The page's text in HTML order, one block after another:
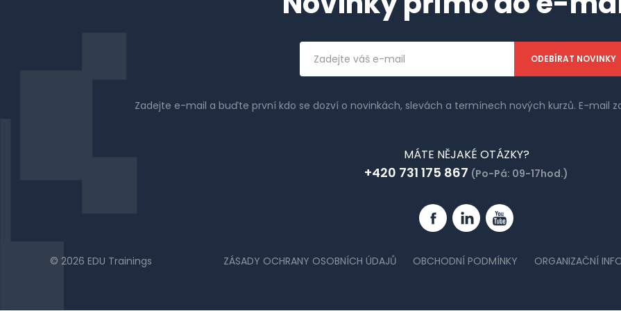
Emailová
adresa
Zadejte e-mail a buďte první kdo se dozví o novinkách, slevách a termínech nových kurzů. E-mail
MÁTE NĚJAKÉ OTÁZKY?
+420 731 175 867 (Po-Pá: 09-17hod.)
FacebookLinkedinYouTube
ZÁSADY OCHRANY OSOBNÍCH ÚDAJŮ OBCHODNÍ PODMÍNKY ORGANIZAČNÍ
© 2026 EDU Trainings